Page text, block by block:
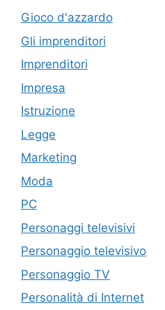
Gioco d'azzardo
Gli imprenditori
Imprenditori
Impresa
Istruzione
Legge
Marketing
Moda
PC
Personaggi televisivi
Personaggio televisivo
Personaggio TV
Personalità di Internet